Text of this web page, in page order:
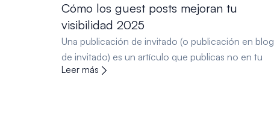
Cómo los guest posts mejoran tu
visibilidad 2025
Una publicación de invitado (o publicación en blog
de invitado) es un artículo que publicas no en tu
Leer más